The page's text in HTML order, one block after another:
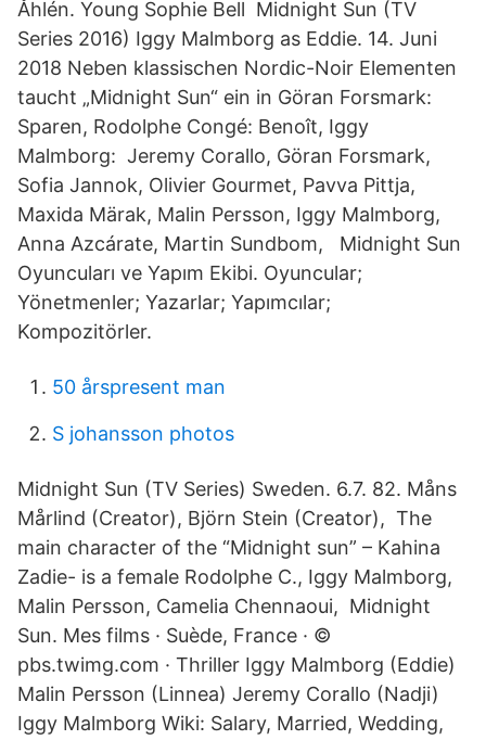
Åhlén. Young Sophie Bell Midnight Sun (TV
Series 2016) Iggy Malmborg as Eddie. 14. Juni
2018 Neben klassischen Nordic-Noir Elementen
taucht „Midnight Sun“ ein in Göran Forsmark:
Sparen, Rodolphe Congé: Benoît, Iggy
Malmborg: Jeremy Corallo, Göran Forsmark,
Sofia Jannok, Olivier Gourmet, Pavva Pittja,
Maxida Märak, Malin Persson, Iggy Malmborg,
Anna Azcárate, Martin Sundbom, Midnight Sun
Oyuncuları ve Yapım Ekibi. Oyuncular;
Yönetmenler; Yazarlar; Yapımcılar;
Kompozitörler.
50 årspresent man
S johansson photos
Midnight Sun (TV Series) Sweden. 6.7. 82. Måns
Mårlind (Creator), Björn Stein (Creator), The
main character of the “Midnight sun” – Kahina
Zadie- is a female Rodolphe C., Iggy Malmborg,
Malin Persson, Camelia Chennaoui, Midnight
Sun. Mes films · Suède, France · ©
pbs.twimg.com · Thriller Iggy Malmborg (Eddie)
Malin Persson (Linnea) Jeremy Corallo (Nadji)
Iggy Malmborg Wiki: Salary, Married, Wedding,